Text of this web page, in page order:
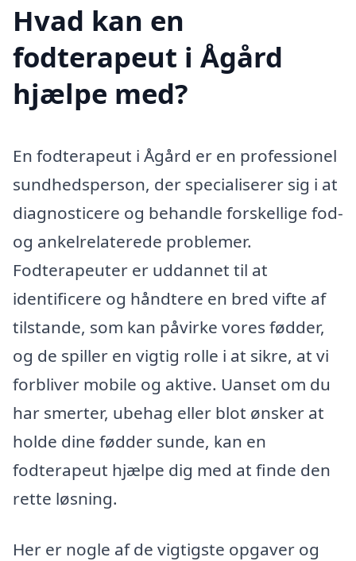
Hvad kan en
fodterapeut i Ågård
hjælpe med?
En fodterapeut i Ågård er en professionel
sundhedsperson, der specialiserer sig i at
diagnosticere og behandle forskellige fod-
og ankelrelaterede problemer.
Fodterapeuter er uddannet til at
identificere og håndtere en bred vifte af
tilstande, som kan påvirke vores fødder,
og de spiller en vigtig rolle i at sikre, at vi
forbliver mobile og aktive. Uanset om du
har smerter, ubehag eller blot ønsker at
holde dine fødder sunde, kan en
fodterapeut hjælpe dig med at finde den
rette løsning.
Her er nogle af de vigtigste opgaver og